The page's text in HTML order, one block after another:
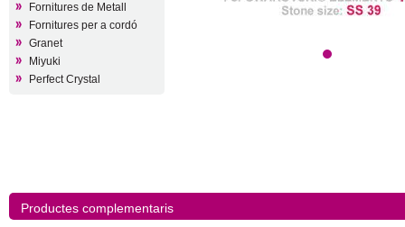
Fornitures de Metall
Fornitures per a cordó
Granet
Miyuki
Perfect Crystal
Productes complementaris